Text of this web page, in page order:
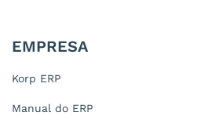
EMPRESA
Korp ERP
Manual do ERP